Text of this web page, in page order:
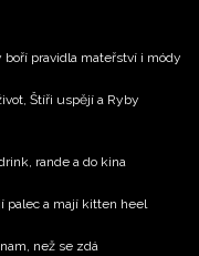
, zaškrtněte toto pole.
pravidla mateřství i módy
Štíři uspějí a Ryby
rande a do kina
palec a mají kitten heel
než se zdá